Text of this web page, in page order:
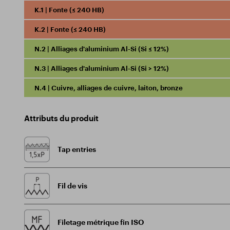
K.1 | Fonte (≤ 240 HB)
K.2 | Fonte (≤ 240 HB)
N.2 | Alliages d'aluminium Al-Si (Si ≤ 12%)
N.3 | Alliages d'aluminium Al-Si (Si > 12%)
N.4 | Cuivre, alliages de cuivre, laiton, bronze
Attributs du produit
Tap entries
Fil de vis
Filetage métrique fin ISO